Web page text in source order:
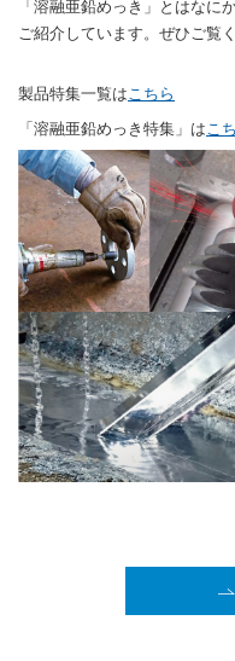
「溶融亜鉛めっき」とはなに
ご紹介しています。ぜひご覧
製品特集一覧はこちら
「溶融亜鉛めっき特集」 は こ